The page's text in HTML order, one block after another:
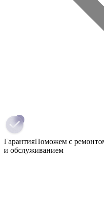
ГарантияПоможем с
и обслуживанием